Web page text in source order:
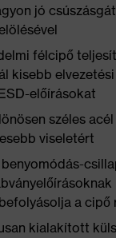
jó
félcipő
kisebb
előírásokat
széles
viseletért
benyomódás-
a cipő
kialakított